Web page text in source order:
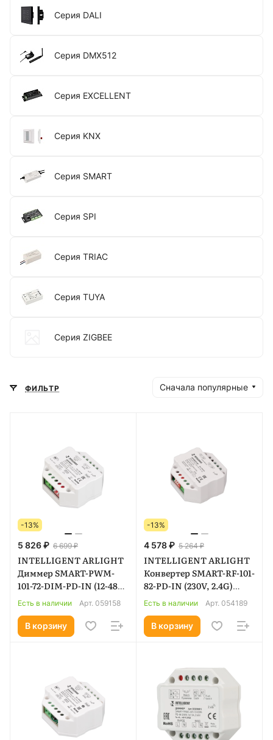
Серия DALI
Серия DMX512
Серия EXCELLENT
Серия KNX
Серия SMART
Серия SPI
Серия TRIAC
Серия TUYA
Серия ZIGBEE
ФИЛЬТР Сначала популярные
-13%
5 826 ₽ 6 699 ₽
INTELLIGENT ARLIGHT
Диммер SMART-PWM-
101-72-DIM-PD-IN (12-48V,
1x9A, TUYA Wi-Fi, 2.4G)
(IARL, IP20 Пластик, 5
лет) 059158
Есть в наличии Арт. 059158
В корзину
-13%
4 578 ₽ 5 264 ₽
INTELLIGENT ARLIGHT
Конвертер SMART-RF-101-
82-PD-IN (230V, 2.4G)
(IARL, IP20 Пластик, 5
Есть в наличии Арт. 054189
В корзину